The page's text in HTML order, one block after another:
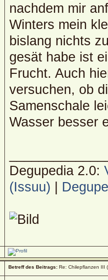
nachdem mir
Winters mein
bislang nichts
gesät habe ist
Frucht. Auch
versuchen, ob
Samenschale
Wasser besser
Degupedia 2.0:
(Issuu)
Betreff des Beitrags: Re: Chilepflanzen III